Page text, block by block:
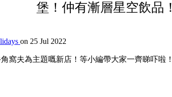
堡！仲有漸層星空飲品！
on 25 Jul 2022
窩夫為主題嘅新店！等小編帶大家一齊睇吓啦！